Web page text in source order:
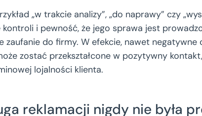
„w trakcie analizy”, „do naprawy” czy
i pewność, że jego sprawa jest
do firmy. W efekcie, nawet negatywne
zostać przekształcone w pozytywny
lojalności klienta.
reklamacji nigdy nie była